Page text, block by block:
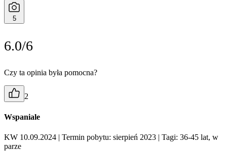
5
6.0/6
Czy ta opinia była pomocna?
2
Wspaniale
KW 10.09.2024 | Termin pobytu: sierpień 2023 | Tagi: 36-45 lat, w
parze